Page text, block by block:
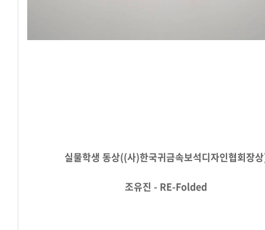
실물학생 동상((사)한국귀금속보석디자인협회장
조유진 - RE-Folded